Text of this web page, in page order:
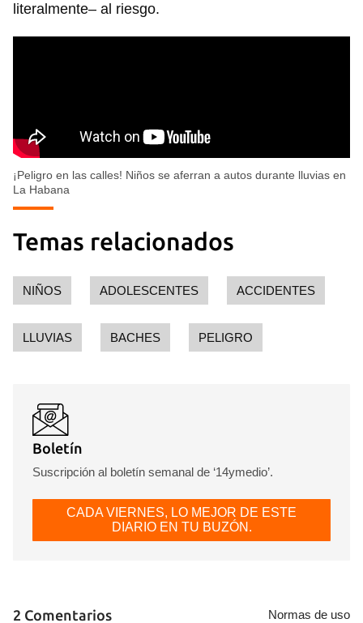
literalmente– al riesgo.
¡Peligro en las calles! Niños se aferran a autos durante lluvias en
La Habana
Temas relacionados
NIÑOS ADOLESCENTES ACCIDENTES
LLUVIAS BACHES PELIGRO
Boletín
Suscripción al boletín semanal de ‘14ymedio’.
CADA VIERNES, LO MEJOR DE ESTE
DIARIO EN TU BUZÓN.
2 Comentarios Normas de uso